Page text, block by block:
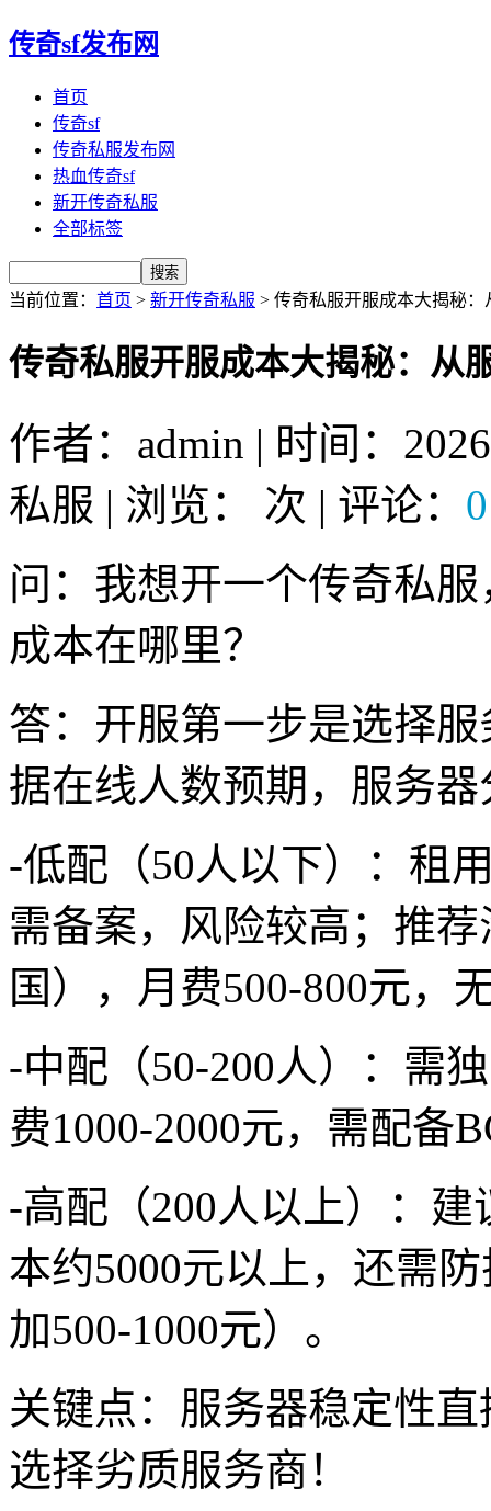
传奇sf发布网
首页
传奇sf
传奇私服发布网
热血传奇sf
新开传奇私服
全部标签
当前位置： 首页 > 新开传奇私服 > 传奇私服开服成本大揭秘
传奇私服开服成本大揭秘：从
作者：admin | 时间：
私服 | 浏览：
次 | 评论： 0
问：我想开一个传奇私
成本在哪里？
答：开服第一步是选择
据在线人数预期，服务
-低配（50人以下）：租
需备案，风险较高；推
国），月费500-800元，
-中配（50-200人）：需
费1000-2000元，需配备
-高配（200人以上）：
本约5000元以上，还需
加500-1000元）。
关键点：服务器稳定性
选择劣质服务商！